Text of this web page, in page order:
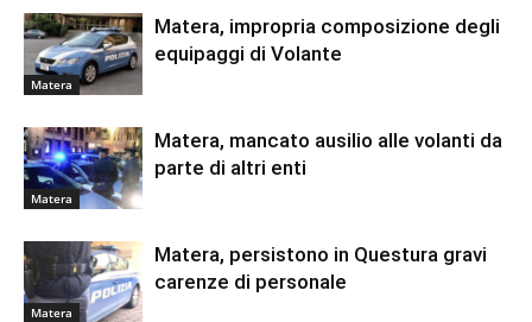
Matera
Matera, impropria composizione degli
equipaggi di Volante
Matera
Matera, mancato ausilio alle volanti da
parte di altri enti
Matera
Matera, persistono in Questura gravi
carenze di personale